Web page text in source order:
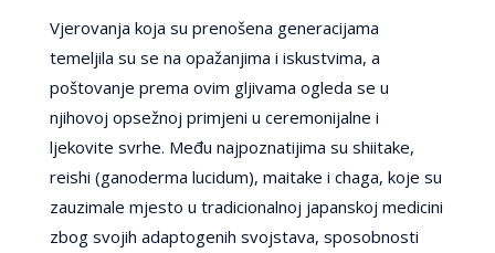
Vjerovanja koja su prenošena generacijama
temeljila su se na opažanjima i iskustvima, a
poštovanje prema ovim gljivama ogleda se u
njihovoj opsežnoj primjeni u ceremonijalne i
ljekovite svrhe. Među najpoznatijima su shiitake,
reishi (ganoderma lucidum), maitake i chaga, koje su
zauzimale mjesto u tradicionalnoj japanskoj medicini
zbog svojih adaptogenih svojstava, sposobnosti